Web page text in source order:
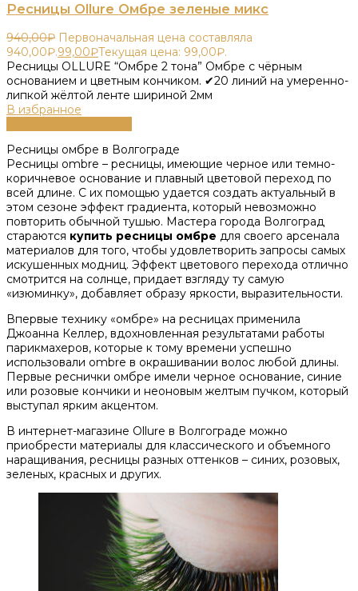
Ресницы Ollure Омбре зеленые микс
940,00₽ Первоначальная цена составляла
940,00₽.99,00₽Текущая цена: 99,00₽.
Ресницы OLLURE “Омбре 2 тона” Омбре с чёрным
основанием и цветным кончиком. ✔20 линий на умеренно-
липкой жёлтой ленте шириной 2мм
В избранное
Ресницы омбре в Волгограде
Ресницы ombre – ресницы, имеющие черное или темно-
коричневое основание и плавный цветовой переход по
всей длине. С их помощью удается создать актуальный в
этом сезоне эффект градиента, который невозможно
повторить обычной тушью. Мастера города Волгоград
стараются купить ресницы омбре для своего арсенала
материалов для того, чтобы удовлетворить запросы самых
искушенных модниц. Эффект цветового перехода отлично
смотрится на солнце, придает взгляду ту самую
«изюминку», добавляет образу яркости, выразительности.
Впервые технику «омбре» на ресницах применила
Джоанна Келлер, вдохновленная результатами работы
парикмахеров, которые к тому времени успешно
использовали ombre в окрашивании волос любой длины.
Первые реснички омбре имели черное основание, синие
или розовые кончики и неоновым желтым пучком, который
выступал ярким акцентом.
В интернет-магазине Ollure в Волгограде можно
приобрести материалы для классического и объемного
наращивания, ресницы разных оттенков – синих, розовых,
зеленых, красных и других.